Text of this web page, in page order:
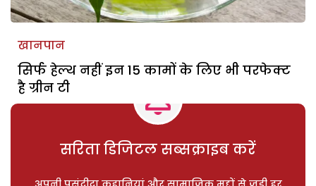
खानपान
सिर्फ हेल्थ नहीं इन 15 कामों के लिए भी परफेक्ट
है ग्रीन टी
सरिता डिजिटल सब्सक्राइब करें